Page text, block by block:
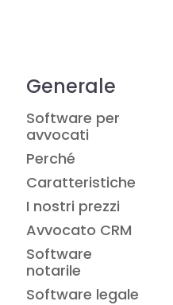
Generale
Software per
avvocati
Perché
Caratteristiche
I nostri prezzi
Avvocato CRM
Software
notarile
Software legale